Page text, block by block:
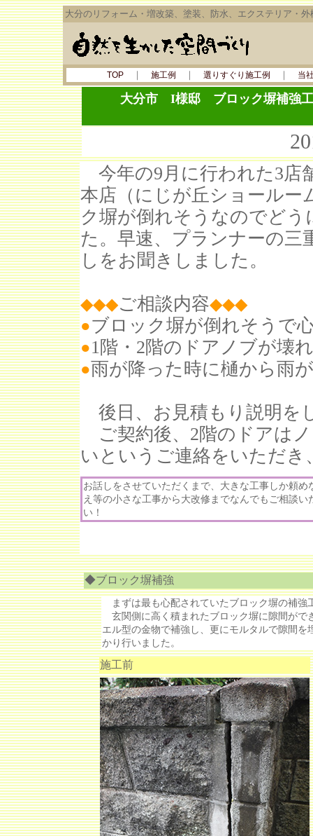
大分のリフォーム・増改築、塗装、防水、エクステリア・
TOP｜ 施工例 ｜ 選りすぐり施工例 ｜ 当
大分市 I様邸 ブロック塀補強工
今年の9月に行われた3店
本店（にじが丘ショールー
ク塀が倒れそうなのでど
た。早速、プランナーの三
しをお聞きしました。
◆◆◆ご相談内容◆◆◆
●ブロック塀が倒れそうで
●1階・2階のドアノブが壊
●雨が降った時に樋から雨
後日、お見積もり説明を
ご契約後、2階のドアは
いというご連絡をいただ
お話しをさせていただくまで、大きな工事しか頼
え等の小さな工事から大改修までなんでもご相談
い！
◆ブロック塀補強
まずは最も心配されていたブロック塀の補強
玄関側に高く積まれたブロック塀に隙間がで
エル型の金物で補強し、更にモルタルで隙間
かり行いました。
施工前